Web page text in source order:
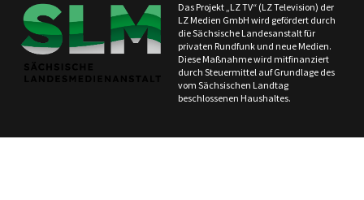
Das Projekt „LZ TV“ (LZ Television) der
LZ Medien GmbH wird gefördert durch
die Sächsische Landesanstalt für
privaten Rundfunk und neue Medien.
Diese Maßnahme wird mitfinanziert
durch Steuermittel auf Grundlage des
vom Sächsischen Landtag
beschlossenen Haushaltes.